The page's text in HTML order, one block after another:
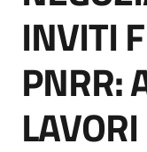
English
site
INVITI
PNRR:
LAVORI